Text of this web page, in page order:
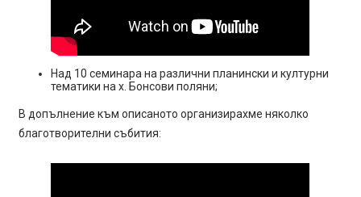
Над 10 семинара на различни планински и културни
тематики на х. Бонсови поляни;
В допълнение към описаното организирахме няколко
благотворителни събития: